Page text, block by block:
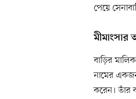
পেয়ে
মীমাংসার
বাড়ির
নামের
করেন। তাঁর